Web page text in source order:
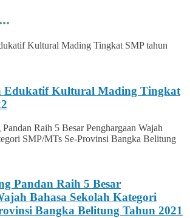
Edukatif Kultural Mading Tingkat
Pandan Raih 5 Besar
Bahasa Sekolah Kategori
Bangka Belitung Tahun 2021